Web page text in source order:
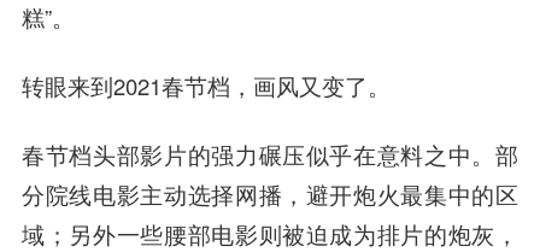
糕”。
转眼来到2021春节档，画风又变了。
春节档头部影片的强力碾压似乎在意料之中。部
分院线电影主动选择网播，避开炮火最集中的区
域；另外一些腰部电影则被迫成为排片的炮灰，